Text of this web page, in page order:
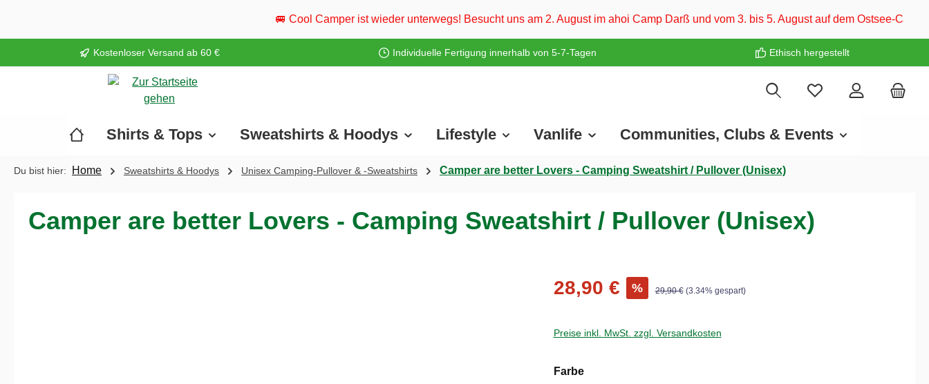
🚐 Cool Camper ist wieder unterwegs! Besucht uns am 2. August im ahoi Camp Darß und vom 3. bis 5. August auf dem Ostsee-Campingplatz Familie
Kostenloser Versand ab 60 € Individuelle Fertigung innerhalb von 5-7-Tagen Ethisch hergestellt
Shirts & Tops Sweatshirts & Hoodys Lifestyle Vanlife Communities, Clubs & Events
Du bist hier: Home Sweatshirts & Hoodys Unisex Camping-Pullover & -Sweatshirts Camper are better Lovers - Camping Sweatshirt / Pullover (Unisex)
Camper are better Lovers - Camping Sweatshirt / Pullover (Unisex)
28,90 € % 29,90 € (3.34% gespart)
Preise inkl. MwSt. zzgl. Versandkosten
Farbeauswählen